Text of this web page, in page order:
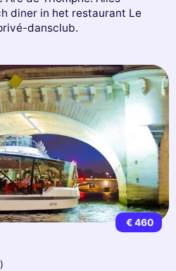
diner in het restaurant Le
dansclub.
€ 460